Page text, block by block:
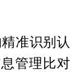
准识别认
管理比对